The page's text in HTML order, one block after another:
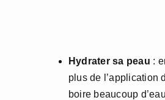
Hydrater sa peau :
plus de l’application
boire beaucoup